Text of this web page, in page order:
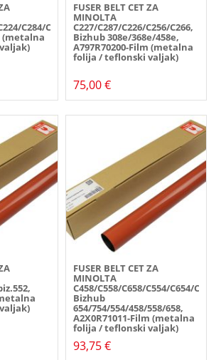
C284/C364/C454/C364/C258/C308/C368/
(metalna
FUSER BELT CET ZA
MINOLTA
C227/C287/C226/C256/C266,
Bizhub 308e/368e/458e,
A797R70200-Film (metalna
folija / teflonski valjak)
75,00 €
FUSER BELT CET ZA
MINOLTA
C458/C558/C658/C554/C654/C754,
Bizhub
654/754/554/458/558/658,
A2X0R71011-Film (metalna
folija / teflonski valjak)
93,75 €